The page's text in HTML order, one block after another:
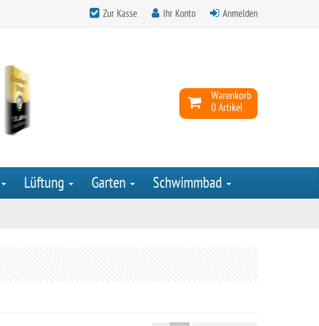
Zur Kasse Ihr Konto Anmelden
Warenkorb
0 Artikel
Lüftung Garten Schwimmbad